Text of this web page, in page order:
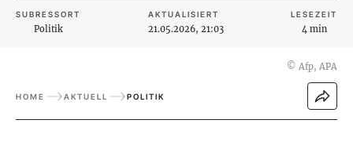
SUBRESSORT
Politik
AKTUALISIERT
21.05.2026, 21:03
LESEZEIT
4 min
© Afp, APA
HOME AKTUELL POLITIK